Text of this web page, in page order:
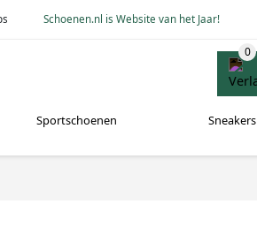
Schoenen.nl is Website van het Jaar!
Sportschoenen Sneakers